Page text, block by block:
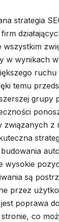
strategia
wszystkim
w wynikach
ruchu
temu
grupy
związanych z
wysokie
są
przez
poprawa
co